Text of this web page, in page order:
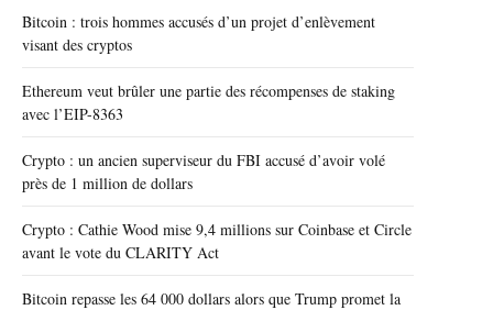
Bitcoin : trois hommes accusés d’un projet d’enlèvement
visant des cryptos
Ethereum veut brûler une partie des récompenses de staking
avec l’EIP-8363
Crypto : un ancien superviseur du FBI accusé d’avoir volé
près de 1 million de dollars
Crypto : Cathie Wood mise 9,4 millions sur Coinbase et Circle
avant le vote du CLARITY Act
Bitcoin repasse les 64 000 dollars alors que Trump promet la